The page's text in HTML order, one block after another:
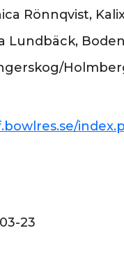
Rönnqvist,
Lundbäck, Boden
23